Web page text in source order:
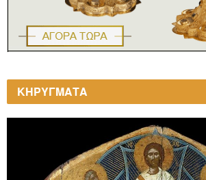
ΚΗΡΥΓΜΑΤΑ